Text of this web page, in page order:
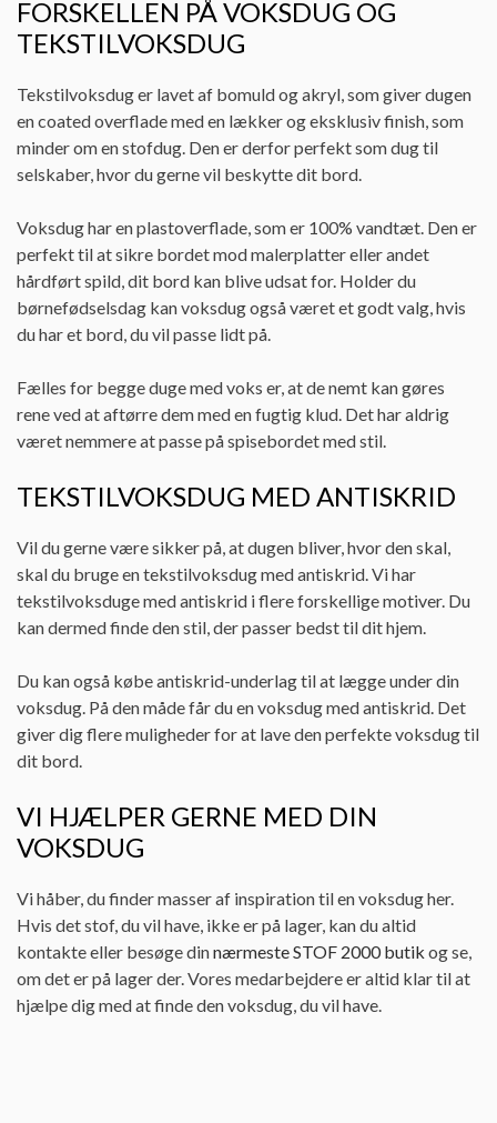
FORSKELLEN PÅ VOKSDUG OG
TEKSTILVOKSDUG
Tekstilvoksdug er lavet af bomuld og akryl, som giver dugen
en coated overflade med en lækker og eksklusiv finish, som
minder om en stofdug. Den er derfor perfekt som dug til
selskaber, hvor du gerne vil beskytte dit bord.
Voksdug har en plastoverflade, som er 100% vandtæt. Den er
perfekt til at sikre bordet mod malerplatter eller andet
hårdført spild, dit bord kan blive udsat for. Holder du
børnefødselsdag kan voksdug også været et godt valg, hvis
du har et bord, du vil passe lidt på.
Fælles for begge duge med voks er, at de nemt kan gøres
rene ved at aftørre dem med en fugtig klud. Det har aldrig
været nemmere at passe på spisebordet med stil.
TEKSTILVOKSDUG MED ANTISKRID
Vil du gerne være sikker på, at dugen bliver, hvor den skal,
skal du bruge en tekstilvoksdug med antiskrid. Vi har
tekstilvoksduge med antiskrid i flere forskellige motiver. Du
kan dermed finde den stil, der passer bedst til dit hjem.
Du kan også købe antiskrid-underlag til at lægge under din
voksdug. På den måde får du en voksdug med antiskrid. Det
giver dig flere muligheder for at lave den perfekte voksdug til
dit bord.
VI HJÆLPER GERNE MED DIN
VOKSDUG
Vi håber, du finder masser af inspiration til en voksdug her.
Hvis det stof, du vil have, ikke er på lager, kan du altid
kontakte eller besøge dinnærmeste STOF 2000 butik og se,
om det er på lager der. Vores medarbejdere er altid klar til at
hjælpe dig med at finde den voksdug, du vil have.